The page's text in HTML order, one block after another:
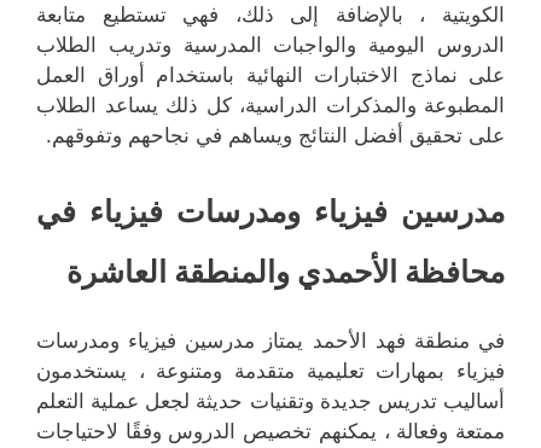
الكويتية ، بالإضافة إلى ذلك، فهي تستطيع متابعة
الدروس اليومية والواجبات المدرسية وتدريب الطلاب
على نماذج الاختبارات النهائية باستخدام أوراق العمل
المطبوعة والمذكرات الدراسية، كل ذلك يساعد الطلاب
على تحقيق أفضل النتائج ويساهم في نجاحهم وتفوقهم.
مدرسين فيزياء ومدرسات فيزياء في
محافظة الأحمدي والمنطقة العاشرة
في منطقة فهد الأحمد يمتاز مدرسين فيزياء ومدرسات
فيزياء بمهارات تعليمية متقدمة ومتنوعة ، يستخدمون
أساليب تدريس جديدة وتقنيات حديثة لجعل عملية التعلم
ممتعة وفعالة ، يمكنهم تخصيص الدروس وفقًا لاحتياجات